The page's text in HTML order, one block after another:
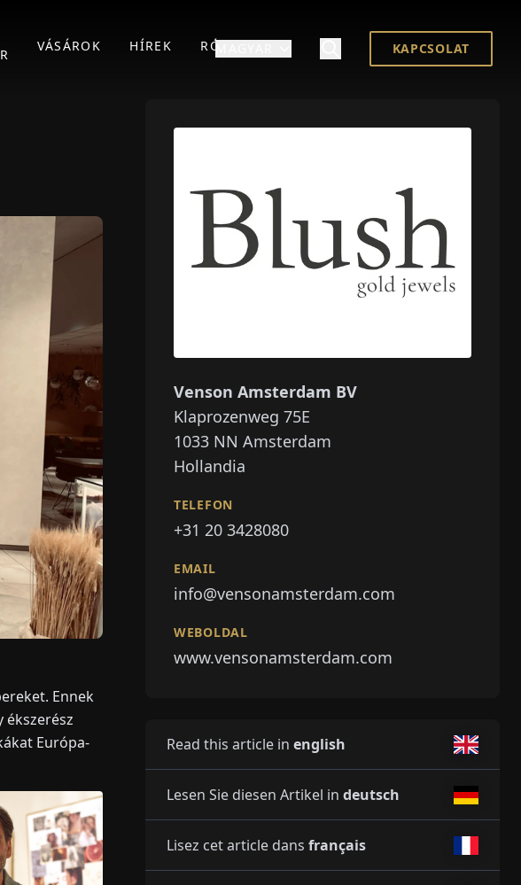
VÁSÁROK HÍREK RÓLUNK KAPCSOLAT
Ennek
ékszerész
Európa-
Venson Amsterdam BV
Klaprozenweg 75E
1033 NN Amsterdam
Hollandia
TELEFON
+31 20 3428080
EMAIL
info@vensonamsterdam.com
WEBOLDAL
www.vensonamsterdam.com
Read this article in english
Lesen Sie diesen Artikel in deutsch
Lisez cet article dans français